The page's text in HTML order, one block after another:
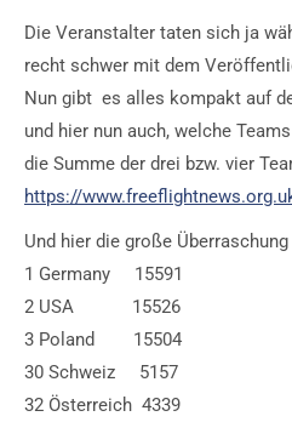
Die Veranstalter taten sich ja
recht schwer mit dem
Nun gibt es alles kompakt auf
und hier nun auch, welche
die Summe der drei bzw. vier
https://
Und hier die große
1 Germany 15591
2 USA 15526
3 Poland 15504
30 Schweiz 5157
32 Österreich 4339